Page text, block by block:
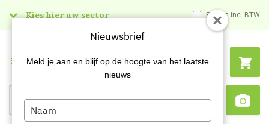
Kies hier uw sector Prijzen inc. BTW
Search
Menu
Nieuwsbrief
Meld je aan en blijf op de hoogte van het laatste
nieuws
Type
your